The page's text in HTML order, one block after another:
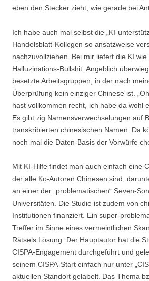
eben den Stecker zieht, wie gerade bei
Ich habe auch mal selbst die „KI-
Handelsblatt-Kollegen so ansatzweise
nachzuvollziehen. Bei mir liefert die KI wie
Halluzinations-Bullshit: Angeblich
besetzte Arbeitsgruppen, in der nach
Überprüfung kein einziger Chinese ist.
hast vollkommen recht, ich habe da wohl
Es gibt zig Namensverwechselungen auf
transkribierten chinesischen Namen. Da
noch mal die Daten-Basis der Vorwürfe
Mit KI-Hilfe findet man auch einfach eine
der alle Ko-Autoren Chinesen sind,
an einer der „problematischen“ Seven-
Universitäten. Die Studie ist zudem von
Institutionen finanziert. Ein super-
Treffer im Sinne eines vermeintlichen
Rätsels Lösung: Der Hauptautor hat die
CISPA-Engagement durchgeführt und
seinem CISPA-Start einfach nur unter
aktuellen Standort gelabelt. Das Thema